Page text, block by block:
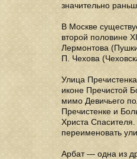
значительно
В Москве
второй половине
Лермонтова
П. Чехова
Улица
иконе Пречистой
мимо Девичьего
Пречистенке и
Христа
переименовать
Арбат — одна из